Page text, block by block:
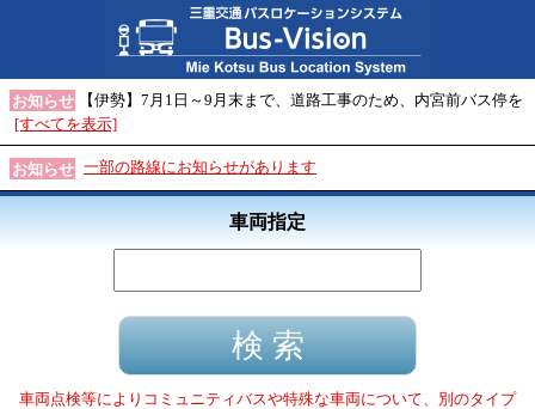
お知らせ
【伊勢】7月1日～9月末まで、道路工事のため、内宮前バス停を
[すべてを表示]
お知らせ 一部の路線にお知らせがあります
車両指定
車両点検等によりコミュニティバスや特殊な車両について、別のタイプ